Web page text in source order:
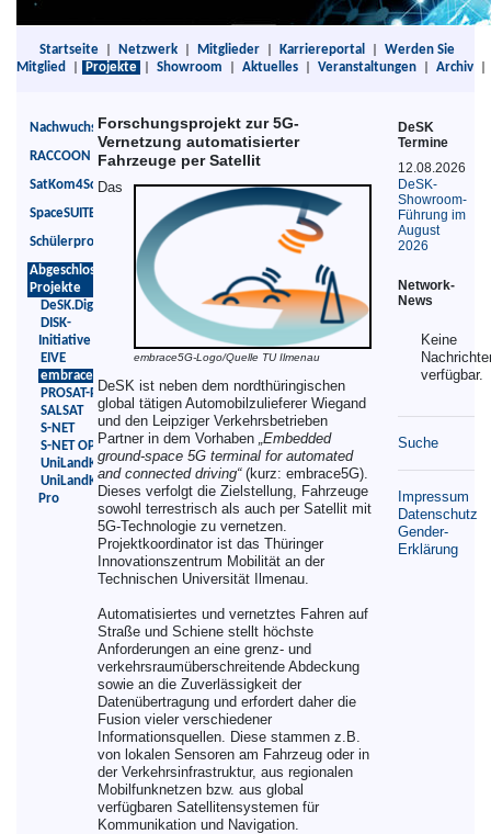
Startseite Netzwerk Mitglieder Karriereportal
Werden Sie
Mitglied
Projekte Showroom Aktuelles Veranstaltungen Archiv
Nachwuchskräfteförderung
RACCOON
SatKom4Schools
SpaceSUITE
Schülerprojekte
Abgeschlossene
Projekte
DeSK.Digital
DISK-
Initiative
EIVE
embrace5G
PROSAT-Pro
SALSAT
S-NET
S-NET OPS
UniLandKom
UniLandKom-
Pro
Forschungsprojekt zur 5G-
Vernetzung automatisierter
Fahrzeuge per Satellit
embrace5G-Logo/Quelle TU Ilmenau
Das
DeSK ist neben dem nordthüringischen
global tätigen Automobilzulieferer Wiegand
und den Leipziger Verkehrsbetrieben
Partner in dem Vorhaben „Embedded
ground-space 5G terminal for automated
and connected driving“(kurz: embrace5G).
Dieses verfolgt die Zielstellung, Fahrzeuge
sowohl terrestrisch als auch per Satellit mit
5G-Technologie zu vernetzen.
Projektkoordinator ist das Thüringer
Innovationszentrum Mobilität an der
Technischen Universität Ilmenau.
Automatisiertes und vernetztes Fahren auf
Straße und Schiene stellt höchste
Anforderungen an eine grenz- und
verkehrsraumüberschreitende Abdeckung
sowie an die Zuverlässigkeit der
Datenübertragung und erfordert daher die
Fusion vieler verschiedener
Informationsquellen. Diese stammen z.B.
von lokalen Sensoren am Fahrzeug oder in
der Verkehrsinfrastruktur, aus regionalen
Mobilfunknetzen bzw. aus global
verfügbaren Satellitensystemen für
Kommunikation und Navigation.
DeSK
Termine
12.08.2026
DeSK-
Showroom-
Führung im
August
2026
Network-
News
Keine
verfügbar.
Suche
Impressum
Datenschutz
Gender-
Erklärung